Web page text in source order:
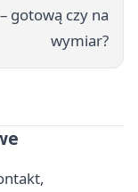
gotową czy na
wymiar?